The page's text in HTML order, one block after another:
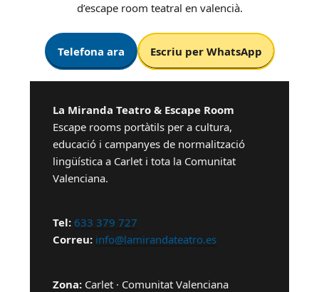
d’escape room teatral en valencià.
Telefona ara Escriu per WhatsApp
La Miranda Teatro & Escape Room
Escape rooms portàtils per a cultura,
educació i campanyes de normalització
lingüística a Carlet i tota la Comunitat
Valenciana.
Tel: 633 379 727
Correu: info@lamirandateatro.es
Zona: Carlet · Comunitat Valenciana